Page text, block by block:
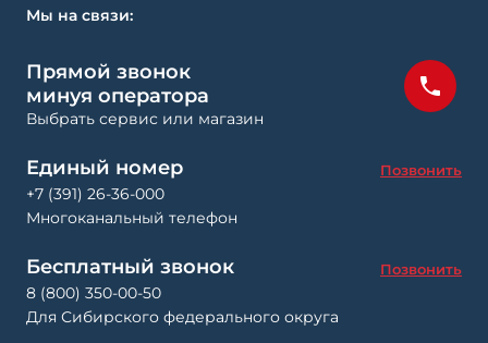
Мы на связи:
Прямой звонок
минуя оператора
Выбрать сервис или магазин
Единый номер Позвонить
+7 (391) 26-36-000
Многоканальный телефон
Бесплатный звонок Позвонить
8 (800) 350-00-50
Для Сибирского федерального округа